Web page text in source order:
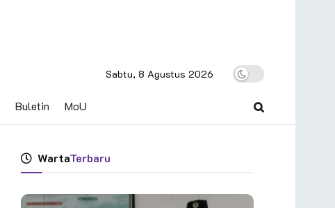
Sabtu, 8 Agustus 2026
Buletin MoU
WartaTerbaru